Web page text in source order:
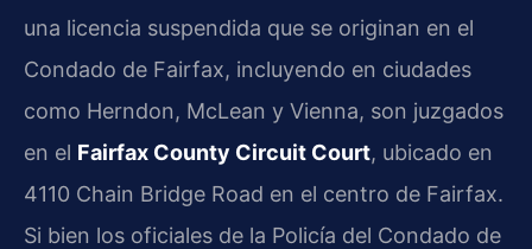
una licencia suspendida que se originan en el
Condado de Fairfax, incluyendo en ciudades
como Herndon, McLean y Vienna, son juzgados
en el Fairfax County Circuit Court, ubicado en
4110 Chain Bridge Road en el centro de Fairfax.
Si bien los oficiales de la Policía del Condado de